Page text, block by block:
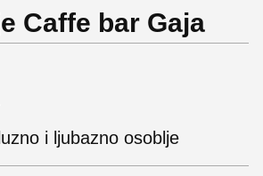
Caffe bar Gaja
i ljubazno osoblje